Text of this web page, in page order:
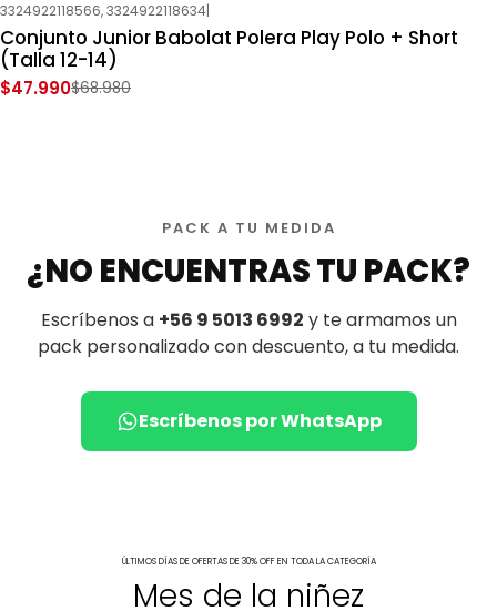
-30%OFF
Nuevo
3324922118566, 3324922118634|
Conjunto Junior Babolat Polera Play Polo + Short
(Talla 12-14)
$47.990$68.980
PACK A TU MEDIDA
¿NO ENCUENTRAS TU PACK?
Escríbenos a +56 9 5013 6992 y te armamos un
pack personalizado con descuento, a tu medida.
Escríbenos por WhatsApp
ÚLTIMOS DÍAS DE OFERTAS DE 30% OFF EN TODA LA CATEGORÍA
Mes de la niñez